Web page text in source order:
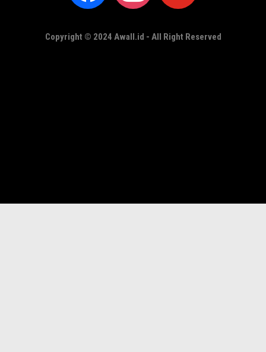
Copyright © 2024 Awall.id - All Right Reserved